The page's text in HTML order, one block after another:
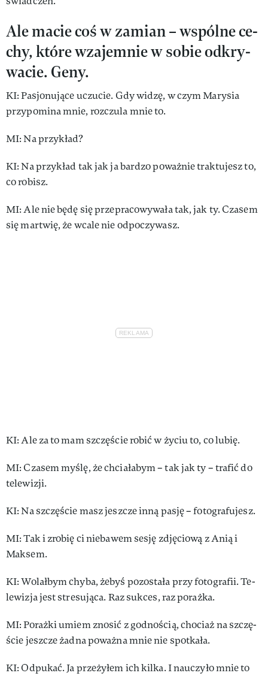
Ale ma­cie coś w za­mian – wspól­ne ce­
chy, któ­re wza­jem­nie w so­bie od­kry­
wa­cie. Ge­ny.
KI: Pa­sjo­nu­ją­ce uczu­cie. Gdy wi­dzę, w czym Ma­ry­sia
przy­po­mi­na mnie, roz­czu­la mnie to.
MI: Na przy­kład?
KI: Na przy­kład tak jak ja bar­dzo po­waż­nie trak­tu­jesz to,
co ro­bisz.
MI: Ale nie bę­dę się prze­pra­co­wy­wa­ła tak, jak ty. Cza­sem
się mar­twię, że wca­le nie od­po­czy­wasz.
KI: Ale za to mam szczę­ście robić w ży­ciu to, co lu­bię.
MI: Cza­sem my­ślę, że chcia­ła­bym – tak jak ty – trafić do
te­le­wi­zji.
KI: Na szczę­ście masz jesz­cze in­ną pa­sję – fo­to­gra­fu­jesz.
MI: Tak i zro­bię ci nie­ba­wem se­sję zdję­cio­wą z Anią i
Mak­sem.
KI: Wo­lał­bym chy­ba, że­byś po­zo­sta­ła przy fo­to­gra­fii. Te­
le­wi­zja jest stre­su­ją­ca. Raz suk­ces, raz po­raż­ka.
MI: Po­raż­ki umiem znosić z god­no­ścią, cho­ciaż na szczę­
ście jesz­cze żad­na po­waż­na mnie nie spo­tka­ła.
KI: Odpukać. Ja prze­ży­łem ich kil­ka. I na­uczy­ło mnie to